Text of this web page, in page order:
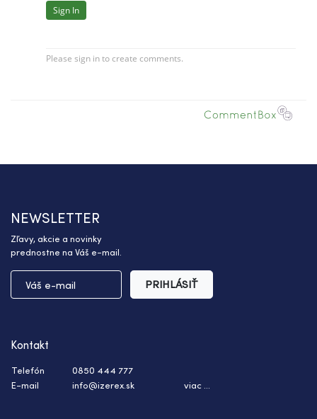
NEWSLETTER
Zľavy, akcie a novinky
prednostne na Váš e-mail.
PRIHLÁSIŤ
Kontakt
Telefón
0850 444 777
E-mail
info@izerex.sk viac ...